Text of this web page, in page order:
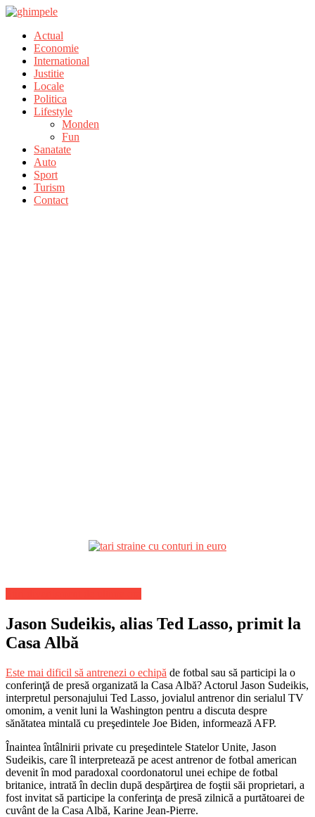
Actual
Economie
International
Justitie
Locale
Politica
Lifestyle
Monden
Fun
Sanatate
Auto
Sport
Turism
Contact
Jason Sudeikis, alias Ted Lasso, primit la
Casa Albă
Este mai dificil să antrenezi o echipă de fotbal sau să participi la o
conferinţă de presă organizată la Casa Albă? Actorul Jason Sudeikis,
interpretul personajului Ted Lasso, jovialul antrenor din serialul TV
omonim, a venit luni la Washington pentru a discuta despre
sănătatea mintală cu preşedintele Joe Biden, informează AFP.
Înaintea întâlnirii private cu preşedintele Statelor Unite, Jason
Sudeikis, care îl interpretează pe acest antrenor de fotbal american
devenit în mod paradoxal coordonatorul unei echipe de fotbal
britanice, intrată în declin după despărţirea de foştii săi proprietari, a
fost invitat să participe la conferinţa de presă zilnică a purtătoarei de
cuvânt de la Casa Albă, Karine Jean-Pierre.